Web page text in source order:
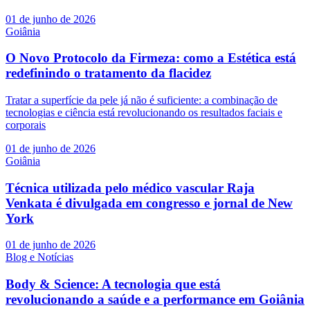
01 de junho de 2026
Goiânia
O Novo Protocolo da Firmeza: como a Estética está
redefinindo o tratamento da flacidez
Tratar a superfície da pele já não é suficiente: a combinação de
tecnologias e ciência está revolucionando os resultados faciais e
corporais
01 de junho de 2026
Goiânia
Técnica utilizada pelo médico vascular Raja
Venkata é divulgada em congresso e jornal de New
York
01 de junho de 2026
Blog e Notícias
Body & Science: A tecnologia que está
revolucionando a saúde e a performance em Goiânia